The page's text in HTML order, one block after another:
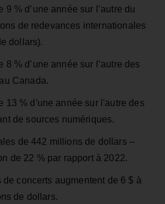
9 % d’une année sur l’autre du
de redevances internationales
dollars).
8 % d’une année sur l’autre des
Canada.
13 % d'une année sur l'autre des
de sources numériques.
de 442 millions de dollars –
de 22 % par rapport à 2022.
de concerts augmentent de 6 $ à
de dollars.